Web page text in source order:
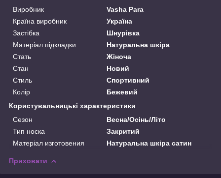
Виробник
Vasha Para
Країна виробник
Україна
Застібка
Шнурівка
Матеріал підкладки
Натуральна шкіра
Стать
Жіноча
Стан
Новий
Стиль
Спортивний
Колір
Бежевий
Користувальницькі характеристики
Сезон
Весна/Осінь/Літо
Тип носка
Закритий
Матеріал изготовения
Натуральна шкіра сатин
Приховати